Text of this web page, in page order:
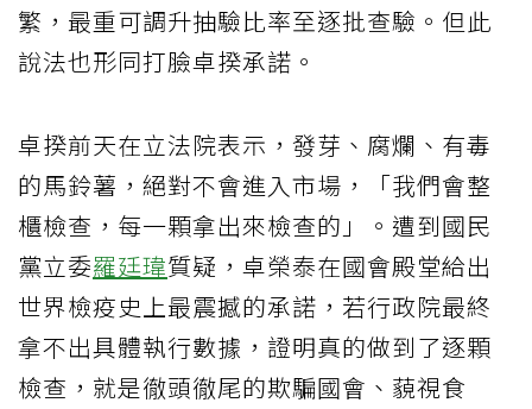
繁，最重可調升抽驗比率至逐批查驗。但此
說法也形同打臉卓揆承諾。
卓揆前天在立法院表示，發芽、腐爛、有毒
的馬鈴薯，絕對不會進入市場，「我們會整
櫃檢查，每一顆拿出來檢查的」。遭到國民
黨立委羅廷瑋質疑，卓榮泰在國會殿堂給出
世界檢疫史上最震撼的承諾，若行政院最終
拿不出具體執行數據，證明真的做到了逐顆
檢查，就是徹頭徹尾的欺騙國會、藐視食